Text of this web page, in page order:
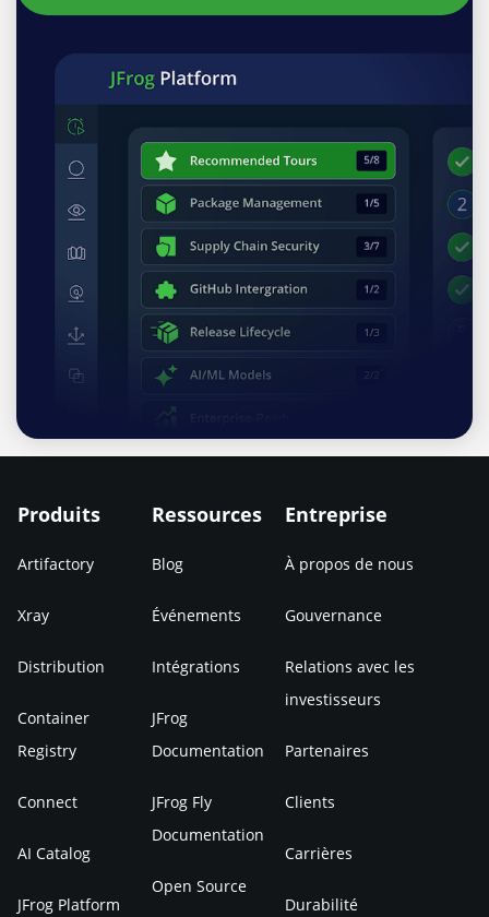
Produits
Artifactory
Xray
Distribution
Container
Registry
Connect
AI Catalog
JFrog Platform
Ressources
Blog
Événements
Intégrations
JFrog
Documentation
JFrog Fly
Documentation
Open Source
Entreprise
À propos de nous
Gouvernance
Relations avec les
investisseurs
Partenaires
Clients
Carrières
Durabilité